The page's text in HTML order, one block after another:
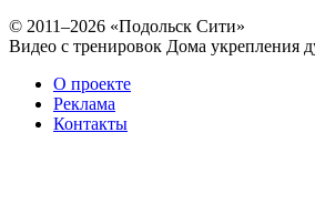
© 2011–2026 «Подольск Сити»
Видео с тренировок Дома укрепления
О проекте
Реклама
Контакты